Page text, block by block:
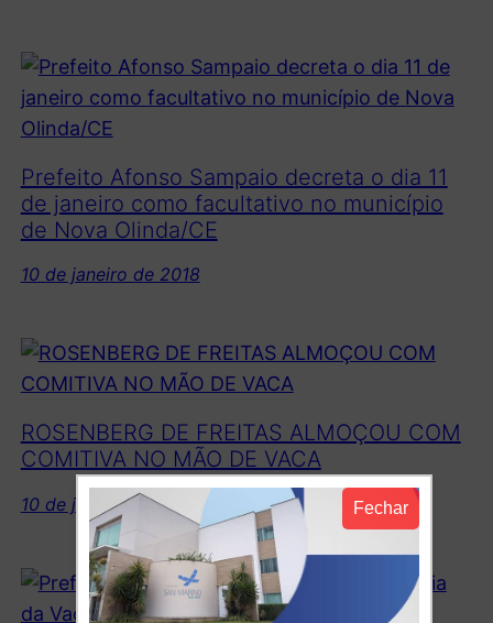
Fechar
Prefeito Afonso Sampaio decreta o dia 11
de janeiro como facultativo no município
de Nova Olinda/CE
10 de janeiro de 2018
ROSENBERG DE FREITAS ALMOÇOU COM
COMITIVA NO MÃO DE VACA
10 de janeiro de 2018